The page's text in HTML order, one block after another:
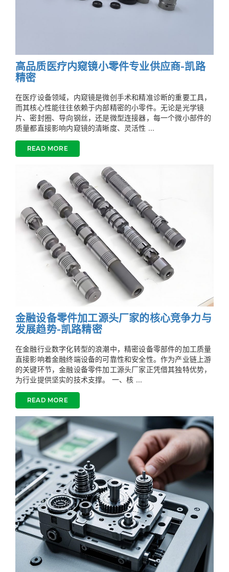
高品质医疗内窥镜小零件专业供应商-凯路
精密
在医疗设备领域，内窥镜是微创手术和精准诊断的重要工具，
而其核心性能往往依赖于内部精密的小零件。无论是光学镜
片、密封圈、导向钢丝，还是微型连接器，每一个微小部件的
质量都直接影响内窥镜的清晰度、灵活性 ...
READ MORE
金融设备零件加工源头厂家的核心竞争力与
发展趋势-凯路精密
在金融行业数字化转型的浪潮中，精密设备零部件的加工质量
直接影响着金融终端设备的可靠性和安全性。作为产业链上游
的关键环节，金融设备零件加工源头厂家正凭借其独特优势，
为行业提供坚实的技术支撑。 一、核 ...
READ MORE